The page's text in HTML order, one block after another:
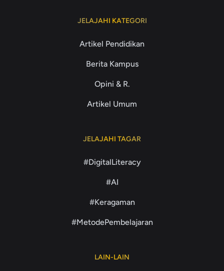
JELAJAHI KATEGORI
Artikel Pendidikan
Berita Kampus
Opini & R.
Artikel Umum
JELAJAHI TAGAR
#DigitalLiteracy
#AI
#Keragaman
#MetodePembelajaran
LAIN-LAIN